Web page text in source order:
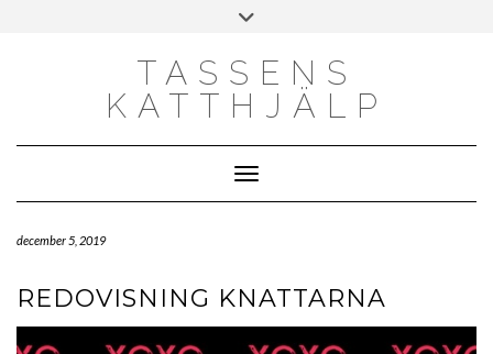
Toggle
TASSENS
KATTHJÄLP
Toggle Navigation
december 5, 2019
REDOVISNING KNATTARNA